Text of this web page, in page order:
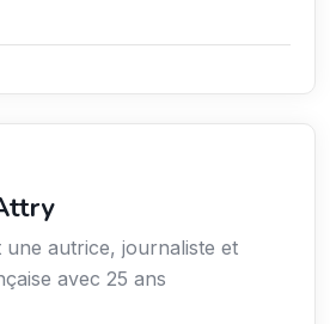
autrice, journaliste et
avec 25 ans